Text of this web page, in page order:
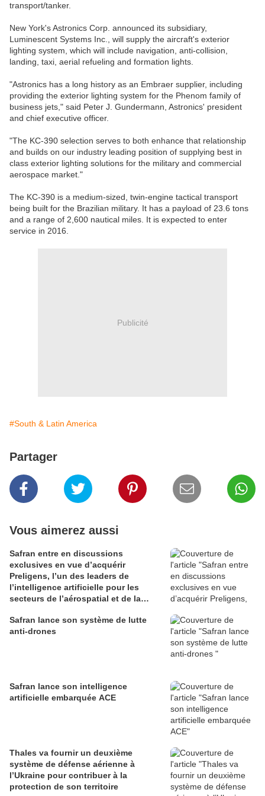
transport/tanker.
New York's Astronics Corp. announced its subsidiary,
Luminescent Systems Inc., will supply the aircraft's exterior
lighting system, which will include navigation, anti-collision,
landing, taxi, aerial refueling and formation lights.
"Astronics has a long history as an Embraer supplier, including
providing the exterior lighting system for the Phenom family of
business jets," said Peter J. Gundermann, Astronics' president
and chief executive officer.
"The KC-390 selection serves to both enhance that relationship
and builds on our industry leading position of supplying best in
class exterior lighting solutions for the military and commercial
aerospace market."
The KC-390 is a medium-sized, twin-engine tactical transport
being built for the Brazilian military. It has a payload of 23.6 tons
and a range of 2,600 nautical miles. It is expected to enter
service in 2016.
Publicité
#South & Latin America
Partager
Vous aimerez aussi
Safran entre en discussions
exclusives en vue d’acquérir
Preligens, l’un des leaders de
l’intelligence artificielle pour les
secteurs de l’aérospatial et de la
Safran lance son système de lutte
anti-drones
Safran lance son intelligence
artificielle embarquée ACE
Thales va fournir un deuxième
système de défense aérienne à
l’Ukraine pour contribuer à la
protection de son territoire